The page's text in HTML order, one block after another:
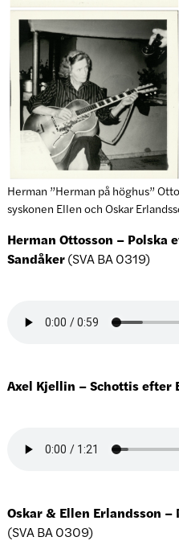
Herman ”Herman på höghus”
syskonen Ellen och Oskar
Herman Ottosson – Polska
Sandåker(SVA BA 0319)
Axel Kjellin – Schottis efter
Oskar & Ellen Erlandsson
(SVA BA 0309)